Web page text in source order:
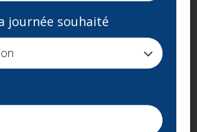
journée souhaité